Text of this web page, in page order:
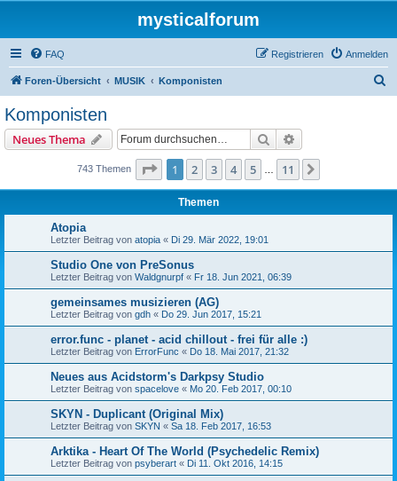
mysticalforum
FAQ Anmelden
Registrieren
Foren-Übersicht MUSIK Komponisten
Komponisten
Neues Thema Suche
743 Themen Seite 1von 11
1 2 3 4 5 11
Themen
Atopia
Letzter Beitrag von atopia « Di 29. Mär 2022, 19:01
Studio One von PreSonus
Letzter Beitrag von Waldgnurpf « Fr 18. Jun 2021, 06:39
gemeinsames musizieren (AG)
Letzter Beitrag von gdh « Do 29. Jun 2017, 15:21
error.func - planet - acid chillout - frei für alle :)
Letzter Beitrag von ErrorFunc « Do 18. Mai 2017, 21:32
Neues aus Acidstorm's Darkpsy Studio
Letzter Beitrag von spacelove « Mo 20. Feb 2017, 00:10
SKYN - Duplicant (Original Mix)
Letzter Beitrag von SKYN « Sa 18. Feb 2017, 16:53
Arktika - Heart Of The World (Psychedelic Remix)
Letzter Beitrag von psyberart « Di 11. Okt 2016, 14:15